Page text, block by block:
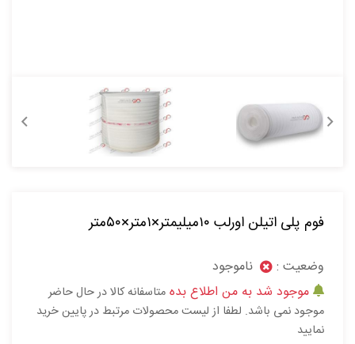
فوم پلی اتیلن اورلب ۱۰میلیمتر×۱متر×۵۰متر
وضعیت :
ناموجود
موجود شد به من اطلاع بده متاسفانه کالا در حال حاضر
موجود نمی باشد. لطفا از لیست محصولات مرتبط در پایین خرید
نمایید